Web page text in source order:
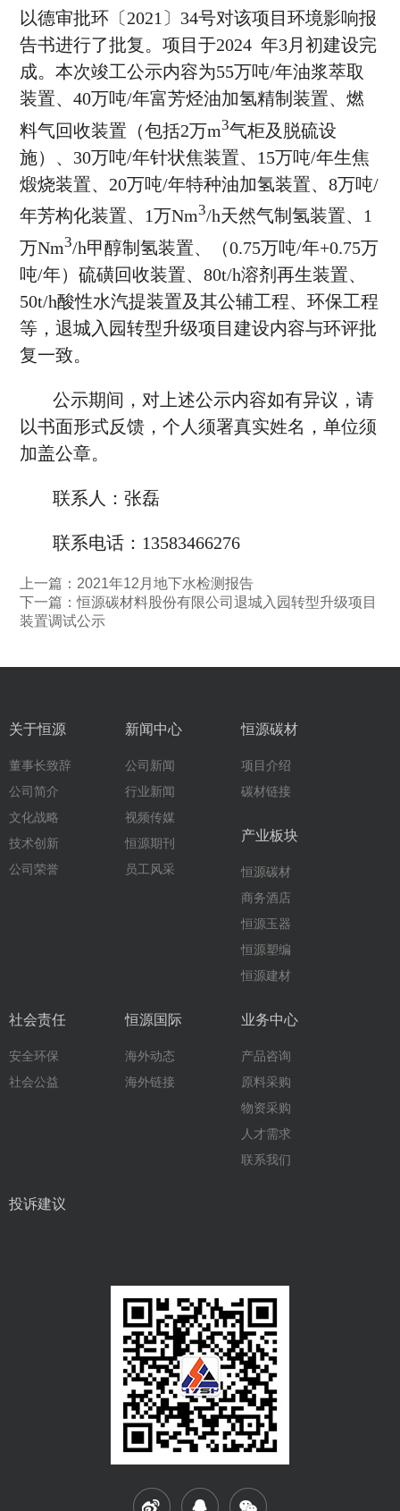
以德审批环〔2021〕34号对该项目环境影响报
告书进行了批复。项目于2024 年3月初建设完
成。本次竣工公示内容为55万吨/年油浆萃取
装置、40万吨/年富芳烃油加氢精制装置、燃
料气回收装置（包括2万m3气柜及脱硫设
施）、30万吨/年针状焦装置、15万吨/年生焦
煅烧装置、20万吨/年特种油加氢装置、8万吨/
年芳构化装置、1万Nm3/h天然气制氢装置、1
万Nm3/h甲醇制氢装置、（0.75万吨/年+0.75万
吨/年）硫磺回收装置、80t/h溶剂再生装置、
50t/h酸性水汽提装置及其公辅工程、环保工程
等，退城入园转型升级项目建设内容与环评批
复一致。
公示期间，对上述公示内容如有异议，请
以书面形式反馈，个人须署真实姓名，单位须
加盖公章。
联系人：张磊
联系电话：13583466276
上一篇：2021年12月地下水检测报告
下一篇：恒源碳材料股份有限公司退城入园转型升级项目
装置调试公示
关于恒源
董事长致辞
公司简介
文化战略
技术创新
公司荣誉
新闻中心
公司新闻
行业新闻
视频传媒
恒源期刊
员工风采
恒源碳材
项目介绍
碳材链接
产业板块
恒源碳材
商务酒店
恒源玉器
恒源塑编
恒源建材
社会责任
安全环保
社会公益
恒源国际
海外动态
海外链接
业务中心
产品咨询
原料采购
物资采购
人才需求
联系我们
投诉建议